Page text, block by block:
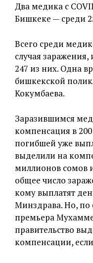
Два медика с
Бишкеке — среди
Всего среди
случая
247 из них. Одна
бишкекской
Кокумбаева.
Заразившимся
компенсация в
погибшей уже
выделили на
миллионов сомов
общее число
кому выплатят
Минздрава. Но, по
премьера
правительство
компенсации,